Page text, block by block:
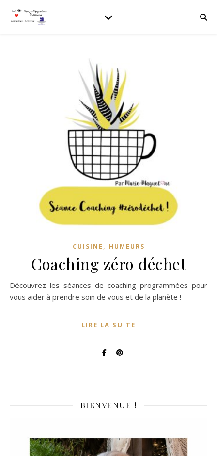
CUISINE , HUMEURS
Coaching zéro déchet
Découvrez les séances de coaching programmées pour
vous aider à prendre soin de vous et de la planète !
LIRE LA SUITE
BIENVENUE !